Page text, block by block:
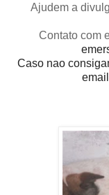
Ajudem a
Contato com
Caso nao